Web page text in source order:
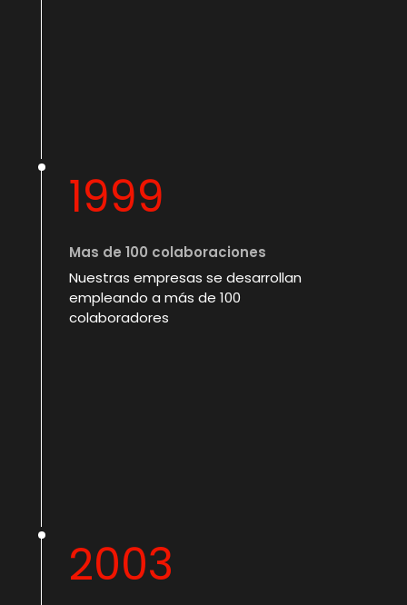
1999
Mas de 100 colaboraciones
Nuestras empresas se desarrollan
empleando a más de 100
colaboradores
2003